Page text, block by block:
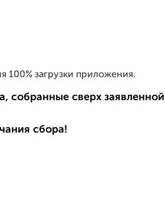
100% загрузки приложения.
собранные сверх заявленной
сбора!